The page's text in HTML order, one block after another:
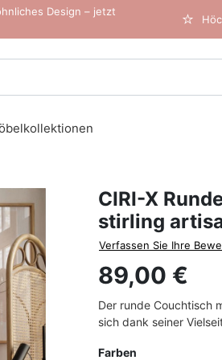
Design – jetzt
CIRI-X
stirling
Verfassen Sie Ihre
89,00 €
Der runde Couchtisch
sich dank seiner
Farben